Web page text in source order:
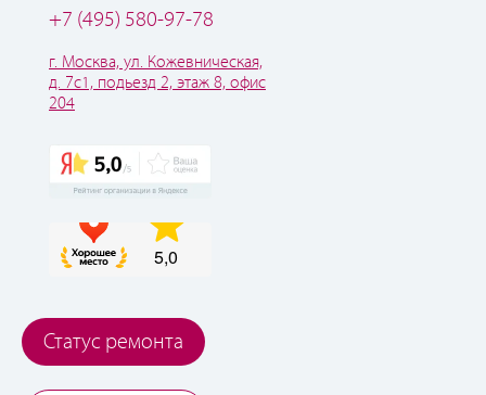
+7 (495) 580-97-78
г. Москва, ул. Кожевническая,
д. 7с1, подьезд 2, этаж 8, офис
204
Статус ремонта